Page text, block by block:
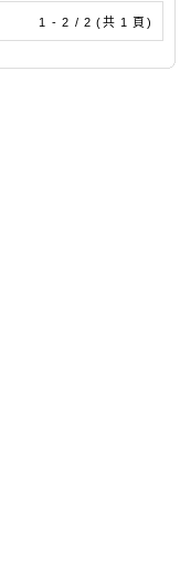
1 - 2 / 2 (共 1 頁)